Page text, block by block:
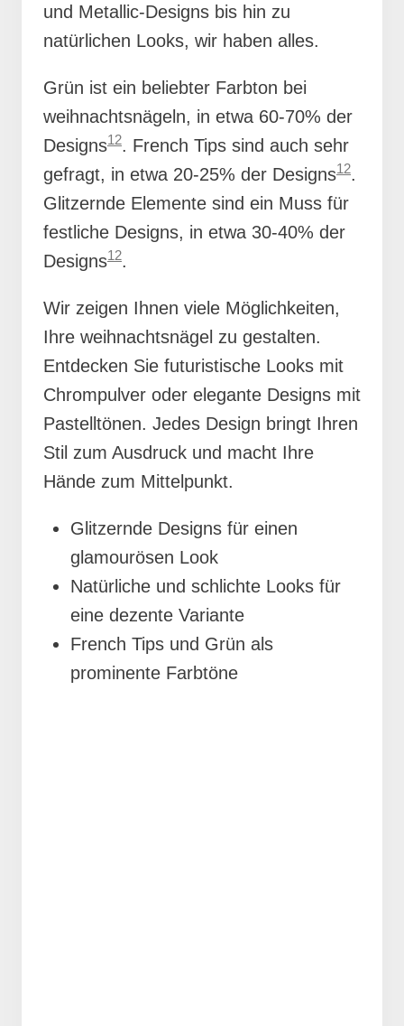
und Metallic-Designs bis hin zu
natürlichen Looks, wir haben alles.
Grün ist ein beliebter Farbton bei
weihnachtsnägeln, in etwa 60-70% der
Designs12. French Tips sind auch sehr
gefragt, in etwa 20-25% der Designs12.
Glitzernde Elemente sind ein Muss für
festliche Designs, in etwa 30-40% der
Designs12.
Wir zeigen Ihnen viele Möglichkeiten,
Ihre weihnachtsnägel zu gestalten.
Entdecken Sie futuristische Looks mit
Chrompulver oder elegante Designs mit
Pastelltönen. Jedes Design bringt Ihren
Stil zum Ausdruck und macht Ihre
Hände zum Mittelpunkt.
Glitzernde Designs für einen
glamourösen Look
Natürliche und schlichte Looks für
eine dezente Variante
French Tips und Grün als
prominente Farbtöne